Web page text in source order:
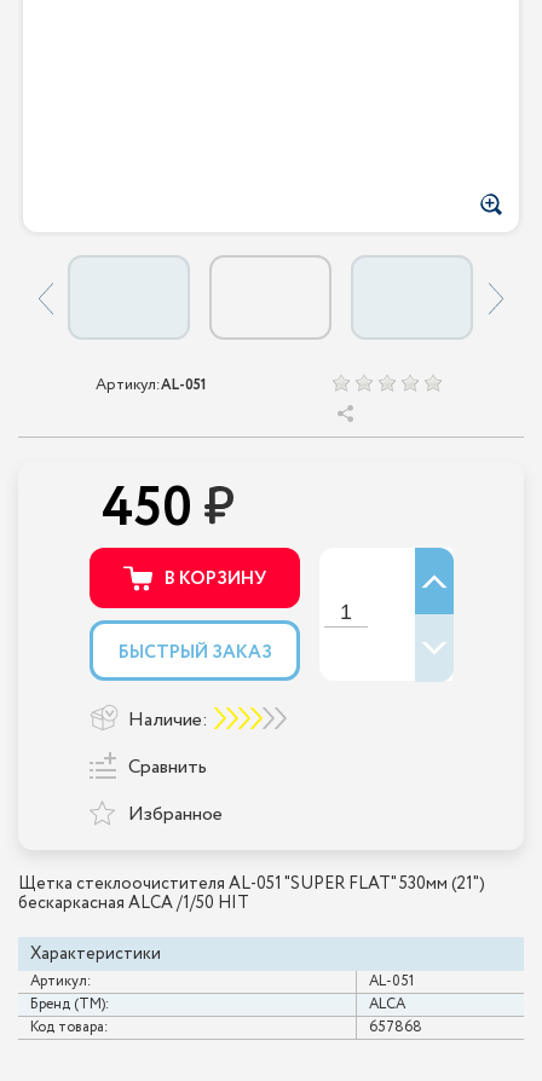
Артикул:AL-051
Щетка стеклоочистителя AL-051 "SUPER FLAT" 530мм (21")
беcкаркасная ALCA /1/50 HIT
Характеристики
Артикул:
AL-051
Бренд (ТМ):
ALCA
Код товара:
657868
450
В КОРЗИНУ
БЫСТРЫЙ ЗАКАЗ
Наличие:
Сравнить
Избранное